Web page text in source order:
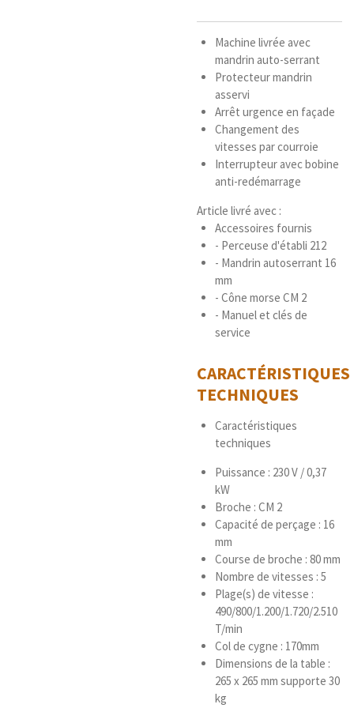
Machine livrée avec
mandrin auto-serrant
Protecteur mandrin
asservi
Arrêt urgence en façade
Changement des
vitesses par courroie
Interrupteur avec bobine
anti-redémarrage
Article livré avec :
Accessoires fournis
- Perceuse d'établi 212
- Mandrin autoserrant 16
mm
- Cône morse CM 2
- Manuel et clés de
service
CARACTÉRISTIQUES
TECHNIQUES
Caractéristiques
techniques
Puissance : 230 V / 0,37
kW
Broche : CM 2
Capacité de perçage : 16
mm
Course de broche : 80 mm
Nombre de vitesses : 5
Plage(s) de vitesse :
490/800/1.200/1.720/2.510
T/min
Col de cygne : 170mm
Dimensions de la table :
265 x 265 mm supporte 30
kg